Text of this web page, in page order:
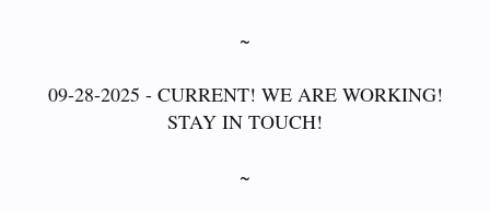
~
09-28-2025 - CURRENT! WE ARE WORKING!
STAY IN TOUCH!
~